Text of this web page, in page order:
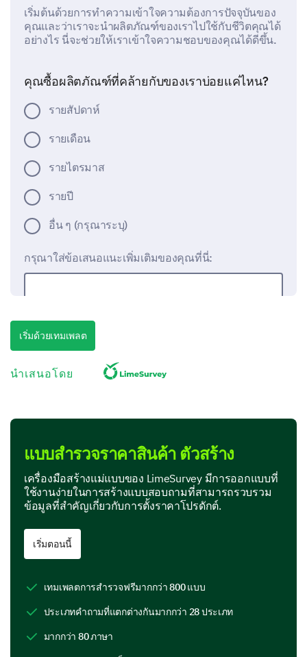
เริ่มต้นด้วยการทำความเข้าใจความต้องการปัจจุบันของ
คุณและว่าเราจะนำผลิตภัณฑ์ของเราไปใช้กับชีวิตคุณได้
อย่างไร นี่จะช่วยให้เราเข้าใจความชอบของคุณได้ดีขึ้น.
คุณซื้อผลิตภัณฑ์ที่คล้ายกับของเราบ่อยแค่ไหน?
รายสัปดาห์
รายเดือน
รายไตรมาส
รายปี
อื่น ๆ (กรุณาระบุ)
กรุณาใส่ข้อเสนอแนะเพิ่มเติมของคุณที่นี่:
ปัจจัยใดบ้างที่มีผลต่อการตัดสินใจซื้อมากที่สุด?
ราคา
คุณภาพ
ชื่อเสียงของแบรนด์
เริ่มด้วยเทมเพลต
นำเสนอโดย
แบบสำรวจราคาสินค้า ตัวสร้าง
เครื่องมือสร้างแม่แบบของ LimeSurvey มีการออกแบบที่
ใช้งานง่ายในการสร้างแบบสอบถามที่สามารถรวบรวม
ข้อมูลที่สำคัญเกี่ยวกับการตั้งราคาโปรดักต์.
เริ่มตอนนี้
เทมเพลตการสำรวจฟรีมากกว่า 800 แบบ
ประเภทคำถามที่แตกต่างกันมากกว่า 28 ประเภท
มากกว่า 80 ภาษา